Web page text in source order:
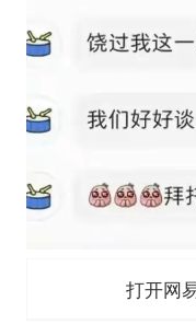
打开网